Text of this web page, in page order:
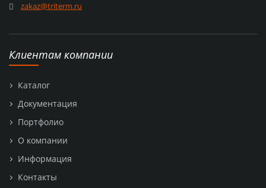
zakaz@triterm.ru
Клиентам компании
Каталог
Документация
Портфолио
О компании
Информация
Контакты